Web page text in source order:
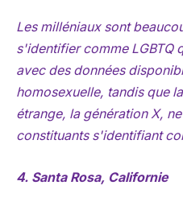
Les milléniaux sont
s'identifier comme LGBTQ
avec des données
homosexuelle, tandis que
étrange, la génération X,
constituants s'identifiant
4. Santa Rosa, Californie